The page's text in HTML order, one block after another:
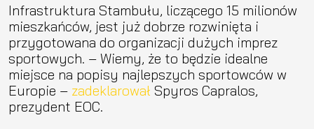
Infrastruktura Stambułu, liczącego 15 milionów
mieszkańców, jest już dobrze rozwinięta i
przygotowana do organizacji dużych imprez
sportowych. – Wiemy, że to będzie idealne
miejsce na popisy najlepszych sportowców w
Europie – zadeklarował Spyros Capralos,
prezydent EOC.